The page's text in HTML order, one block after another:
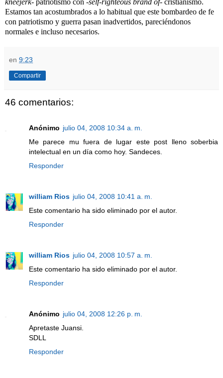
Estamos tan acostumbrados a lo habitual que este bombardeo de fe
con patriotismo y guerra pasan inadvertidos, pareciéndonos
normales e incluso necesarios.
en 9:23
Compartir
46 comentarios:
Anónimo julio 04, 2008 10:34 a. m.
Me parece mu fuera de lugar este post lleno soberbia
intelectual en un día como hoy. Sandeces.
Responder
william Rios julio 04, 2008 10:41 a. m.
Este comentario ha sido eliminado por el autor.
Responder
william Rios julio 04, 2008 10:57 a. m.
Este comentario ha sido eliminado por el autor.
Responder
Anónimo julio 04, 2008 12:26 p. m.
Apretaste Juansi.
SDLL
Responder